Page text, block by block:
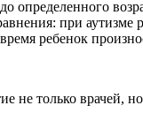
определенного
при
ребенок
не только врачей,